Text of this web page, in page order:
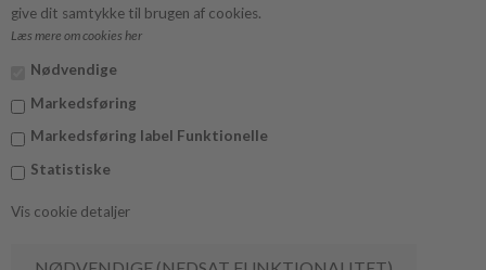
give dit samtykke til brugen af cookies.
Læs mere om cookies her
Nødvendige
Markedsføring
Markedsføring label Funktionelle
Statistiske
Vis cookie detaljer
Facebook